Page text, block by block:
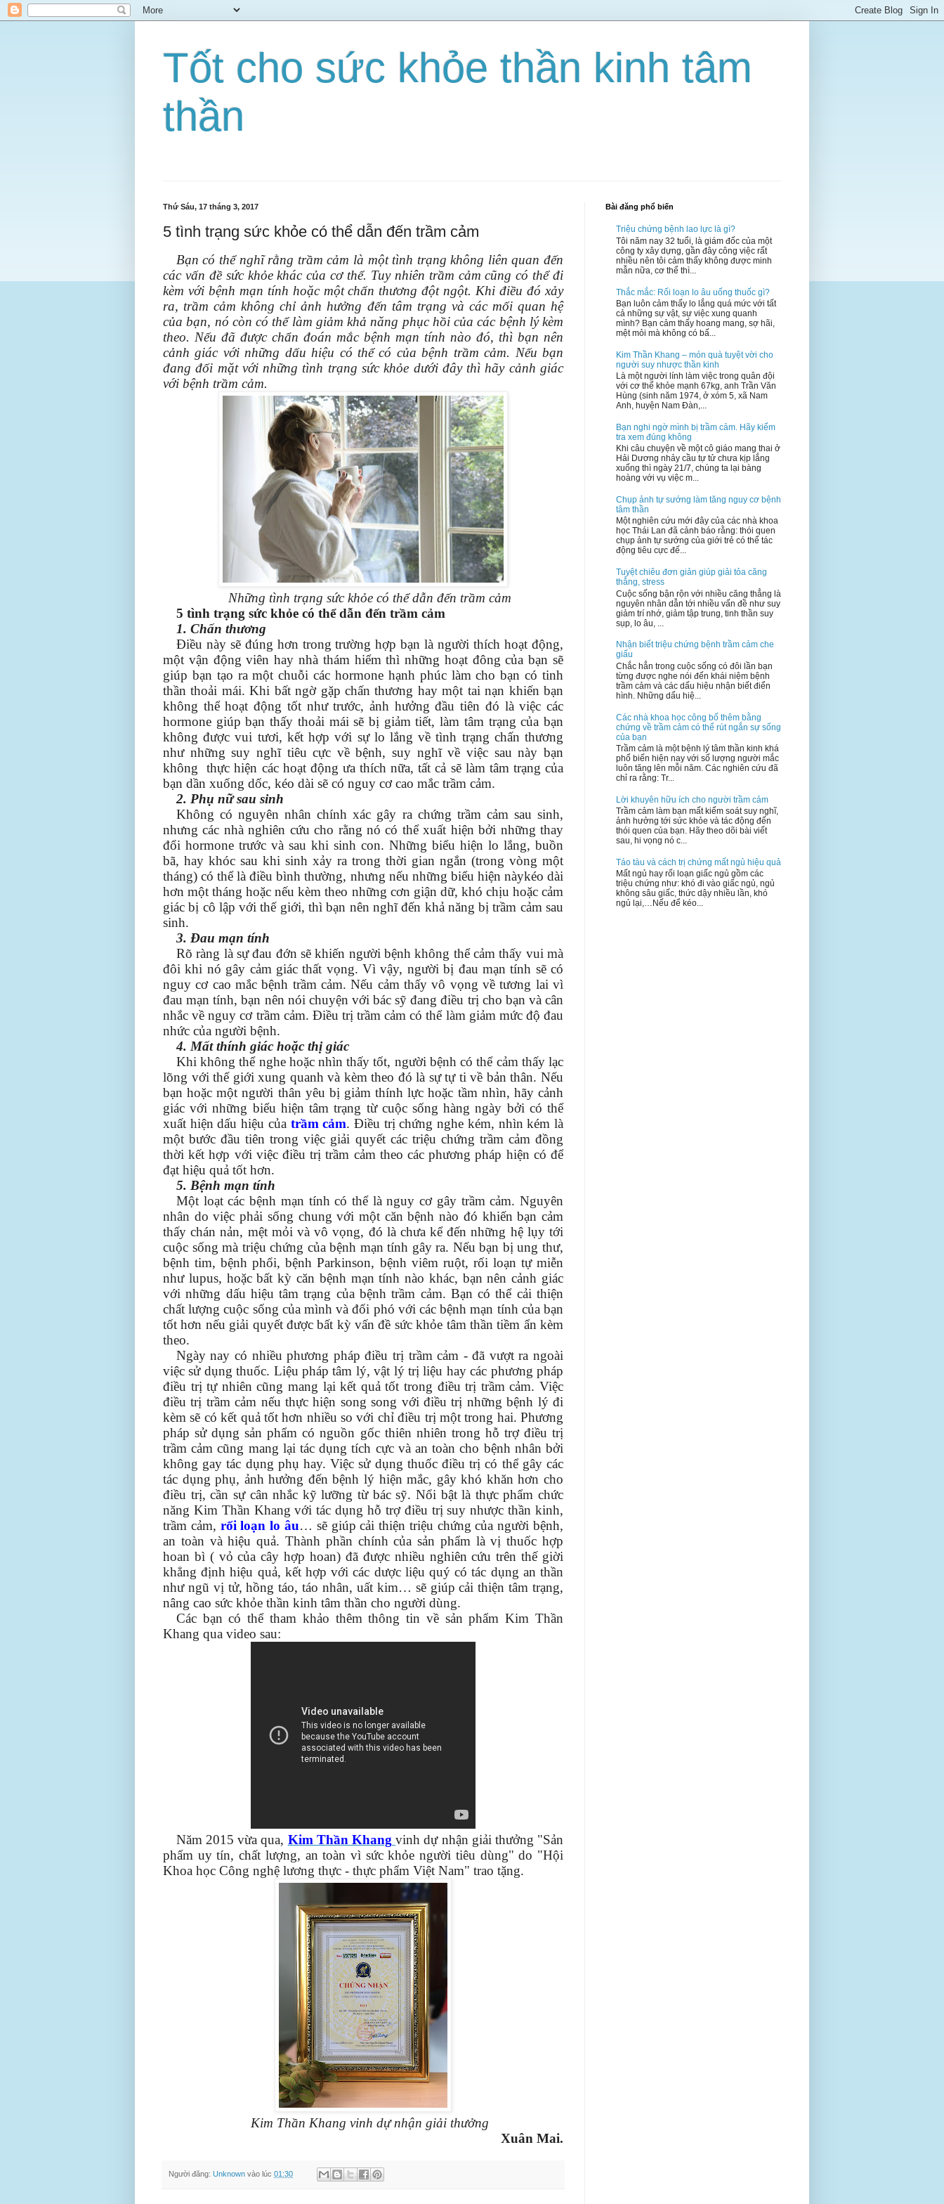
Tốt cho sức khỏe thần kinh tâm
thần
Thứ Sáu, 17 tháng 3, 2017
5 tình trạng sức khỏe có thể dẫn đến trầm cảm
Bạn có thể nghĩ rằng trầm cảm là một tình trạng không liên quan đến
các vấn đề sức khỏe khác của cơ thể. Tuy nhiên trầm cảm cũng có thể đi
kèm với bệnh mạn tính hoặc một chấn thương đột ngột. Khi điều đó xảy
ra, trầm cảm không chỉ ảnh hưởng đến tâm trạng và các mối quan hệ
của bạn, nó còn có thể làm giảm khả năng phục hồi của các bệnh lý kèm
theo. Nếu đã được chẩn đoán mắc bệnh mạn tính nào đó, thì bạn nên
cảnh giác với những dấu hiệu có thể có của bệnh trầm cảm. Nếu bạn
đang đối mặt với những tình trạng sức khỏe dưới đây thì hãy cảnh giác
với bệnh trầm cảm.
Những tình trạng sức khỏe có thể dẫn đến trầm cảm
5 tình trạng sức khỏe có thể dẫn đến trầm cảm
1. Chấn thương
Điều này sẽ đúng hơn trong trường hợp bạn là người thích hoạt động,
một vận động viên hay nhà thám hiểm thì những hoạt đông của bạn sẽ
giúp bạn tạo ra một chuỗi các hormone hạnh phúc làm cho bạn có tinh
thần thoải mái. Khi bất ngờ gặp chấn thương hay một tai nạn khiến bạn
không thể hoạt động tốt như trước, ảnh hưởng đầu tiên đó là việc các
hormone giúp bạn thấy thoải mái sẽ bị giảm tiết, làm tâm trạng của bạn
không được vui tươi, kết hợp với sự lo lắng về tình trạng chấn thương
như những suy nghĩ tiêu cực về bệnh, suy nghĩ về việc sau này bạn
không thực hiện các hoạt động ưa thích nữa, tất cả sẽ làm tâm trạng của
bạn dần xuống dốc, kéo dài sẽ có nguy cơ cao mắc trầm cảm.
2. Phụ nữ sau sinh
Không có nguyên nhân chính xác gây ra chứng trầm cảm sau sinh,
nhưng các nhà nghiên cứu cho rằng nó có thể xuất hiện bởi những thay
đổi hormone trước và sau khi sinh con. Những biểu hiện lo lắng, buồn
bã, hay khóc sau khi sinh xảy ra trong thời gian ngắn (trong vòng một
tháng) có thể là điều bình thường, nhưng nếu những biểu hiện nàykéo dài
hơn một tháng hoặc nếu kèm theo những cơn giận dữ, khó chịu hoặc cảm
giác bị cô lập với thế giới, thì bạn nên nghĩ đến khả năng bị trầm cảm sau
sinh.
3. Đau mạn tính
Rõ ràng là sự đau đớn sẽ khiến người bệnh không thể cảm thấy vui mà
đôi khi nó gây cảm giác thất vọng. Vì vậy, người bị đau mạn tính sẽ có
nguy cơ cao mắc bệnh trầm cảm. Nếu cảm thấy vô vọng về tương lai vì
đau mạn tính, bạn nên nói chuyện với bác sỹ đang điều trị cho bạn và cân
nhắc về nguy cơ trầm cảm. Điều trị trầm cảm có thể làm giảm mức độ đau
nhức của người bệnh.
4. Mất thính giác hoặc thị giác
Khi không thể nghe hoặc nhìn thấy tốt, người bệnh có thể cảm thấy lạc
lõng với thế giới xung quanh và kèm theo đó là sự tự ti về bản thân. Nếu
bạn hoặc một người thân yêu bị giảm thính lực hoặc tầm nhìn, hãy cảnh
giác với những biểu hiện tâm trạng từ cuộc sống hàng ngày bởi có thể
xuất hiện dấu hiệu của trầm cảm. Điều trị chứng nghe kém, nhìn kém là
một bước đầu tiên trong việc giải quyết các triệu chứng trầm cảm đồng
thời kết hợp với việc điều trị trầm cảm theo các phương pháp hiện có để
đạt hiệu quả tốt hơn.
5. Bệnh mạn tính
Một loạt các bệnh mạn tính có thể là nguy cơ gây trầm cảm. Nguyên
nhân do việc phải sống chung với một căn bệnh nào đó khiến bạn cảm
thấy chán nản, mệt mỏi và vô vọng, đó là chưa kể đến những hệ lụy tới
cuộc sống mà triệu chứng của bệnh mạn tính gây ra. Nếu bạn bị ung thư,
bệnh tim, bệnh phổi, bệnh Parkinson, bệnh viêm ruột, rối loạn tự miễn
như lupus, hoặc bất kỳ căn bệnh mạn tính nào khác, bạn nên cảnh giác
với những dấu hiệu tâm trạng của bệnh trầm cảm. Bạn có thể cải thiện
chất lượng cuộc sống của mình và đối phó với các bệnh mạn tính của bạn
tốt hơn nếu giải quyết được bất kỳ vấn đề sức khỏe tâm thần tiềm ẩn kèm
theo.
Ngày nay có nhiều phương pháp điều trị trầm cảm - đã vượt ra ngoài
việc sử dụng thuốc. Liệu pháp tâm lý, vật lý trị liệu hay các phương pháp
điều trị tự nhiên cũng mang lại kết quả tốt trong điều trị trầm cảm. Việc
điều trị trầm cảm nếu thực hiện song song với điều trị những bệnh lý đi
kèm sẽ có kết quả tốt hơn nhiều so với chỉ điều trị một trong hai. Phương
pháp sử dụng sản phẩm có nguồn gốc thiên nhiên trong hỗ trợ điều trị
trầm cảm cũng mang lại tác dụng tích cực và an toàn cho bệnh nhân bởi
không gay tác dụng phụ hay. Việc sử dụng thuốc điều trị có thể gây các
tác dụng phụ, ảnh hưởng đến bệnh lý hiện mắc, gây khó khăn hơn cho
điều trị, cần sự cân nhắc kỹ lưỡng từ bác sỹ. Nổi bật là thực phẩm chức
năng Kim Thần Khang với tác dụng hỗ trợ điều trị suy nhược thần kinh,
trầm cảm, rối loạn lo âu… sẽ giúp cải thiện triệu chứng của người bệnh,
an toàn và hiệu quả. Thành phần chính của sản phẩm là vị thuốc hợp
hoan bì ( vỏ của cây hợp hoan) đã được nhiều nghiên cứu trên thế giời
khẳng định hiệu quả, kết hợp với các dược liệu quý có tác dụng an thần
như ngũ vị tử, hồng táo, táo nhân, uất kim… sẽ giúp cải thiện tâm trạng,
nâng cao sức khỏe thần kinh tâm thần cho người dùng.
Các bạn có thể tham khảo thêm thông tin về sản phẩm Kim Thần
Khang qua video sau:
Năm 2015 vừa qua, Kim Thần Khang vinh dự nhận giải thưởng "Sản
phẩm uy tín, chất lượng, an toàn vì sức khỏe người tiêu dùng" do "Hội
Khoa học Công nghệ lương thực - thực phẩm Việt Nam" trao tặng.
Kim Thần Khang vinh dự nhận giải thưởng
Xuân Mai.
Người đăng: Unknown vào lúc 01:30
Bài đăng phổ biến
Triệu chứng bệnh lao lực là gì?
Tôi năm nay 32 tuổi, là giám đốc của một
công ty xây dựng, gần đây công việc rất
nhiều nên tôi cảm thấy không được minh
mẫn nữa, cơ thể thì...
Thắc mắc: Rối loạn lo âu uống thuốc gì?
Bạn luôn cảm thấy lo lắng quá mức với tất
cả những sự vật, sự việc xung quanh
mình? Bạn cảm thấy hoang mang, sợ hãi,
mệt mỏi mà không có bấ...
Kim Thần Khang – món quà tuyệt vời cho
người suy nhược thần kinh
Là một người lính làm việc trong quân đội
với cơ thể khỏe mạnh 67kg, anh Trần Văn
Hùng (sinh năm 1974, ở xóm 5, xã Nam
Anh, huyện Nam Đàn,...
Bạn nghi ngờ mình bị trầm cảm. Hãy kiểm
tra xem đúng không
Khi câu chuyện về một cô giáo mang thai ở
Hải Dương nhảy cầu tự tử chưa kịp lắng
xuống thì ngày 21/7, chúng ta lại bàng
hoàng với vụ việc m...
Chụp ảnh tự sướng làm tăng nguy cơ bệnh
tâm thần
Một nghiên cứu mới đây của các nhà khoa
học Thái Lan đã cảnh báo rằng: thói quen
chụp ảnh tự sướng của giới trẻ có thể tác
động tiêu cực đế...
Tuyệt chiêu đơn giản giúp giải tỏa căng
thẳng, stress
Cuộc sống bận rộn với nhiều căng thẳng là
nguyên nhân dẫn tới nhiều vấn đề như suy
giảm trí nhớ, giảm tập trung, tinh thần suy
sụp, lo âu, ...
Nhận biết triệu chứng bệnh trầm cảm che
giấu
Chắc hẳn trong cuộc sống có đôi lần bạn
từng được nghe nói đến khái niệm bệnh
trầm cảm và các dấu hiệu nhận biết điển
hình. Những dấu hiệ...
Các nhà khoa học công bố thêm bằng
chứng về trầm cảm có thể rút ngắn sự sống
của bạn
Trầm cảm là một bệnh lý tâm thần kinh khá
phổ biến hiện nay với số lượng người mắc
luôn tăng lên mỗi năm. Các nghiên cứu đã
chỉ ra rằng: Tr...
Lời khuyên hữu ích cho người trầm cảm
Trầm cảm làm bạn mất kiểm soát suy nghĩ,
ảnh hưởng tới sức khỏe và tác động đến
thói quen của bạn. Hãy theo dõi bài viết
sau, hi vọng nó c...
Táo tàu và cách trị chứng mất ngủ hiệu quả
Mất ngủ hay rối loạn giấc ngủ gồm các
triệu chứng như: khó đi vào giấc ngủ, ngủ
không sâu giấc, thức dậy nhiều lần, khó
ngủ lại,…Nếu để kéo...